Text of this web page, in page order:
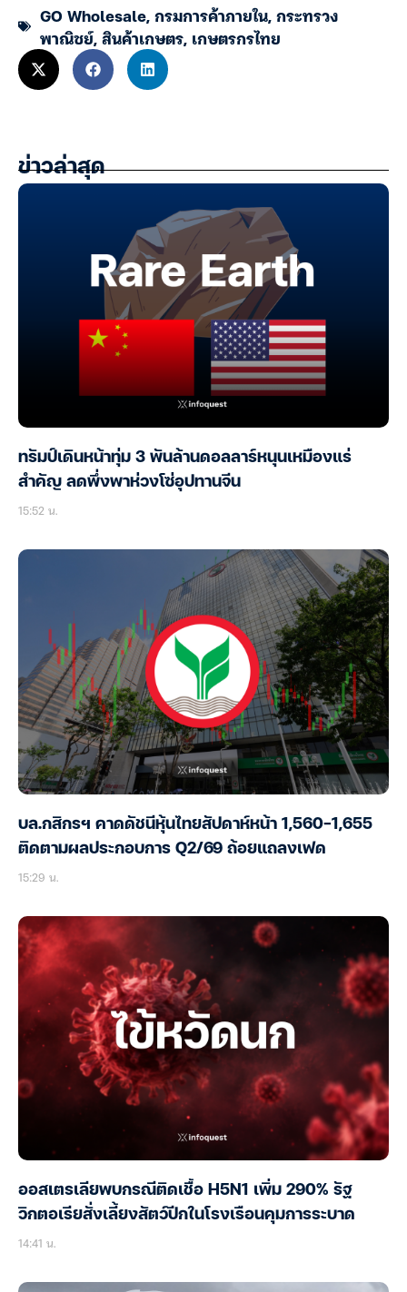
GO Wholesale,กรมการค้าภายใน,กระทรวง
พาณิชย์,สินค้าเกษตร, เกษตรกรไทย
ข่าวล่าสุด
ทรัมป์เดินหน้าทุ่ม 3 พันล้านดอลลาร์หนุนเหมืองแร่
สำคัญ ลดพึ่งพาห่วงโซ่อุปทานจีน
15:52 น.
บล.กสิกรฯ คาดดัชนีหุ้นไทยสัปดาห์หน้า 1,560-1,655
ติดตามผลประกอบการ Q2/69 ถ้อยแถลงเฟด
15:29 น.
ออสเตรเลียพบกรณีติดเชื้อ H5N1 เพิ่ม 290% รัฐ
วิกตอเรียสั่งเลี้ยงสัตว์ปีกในโรงเรือนคุมการระบาด
14:41 น.